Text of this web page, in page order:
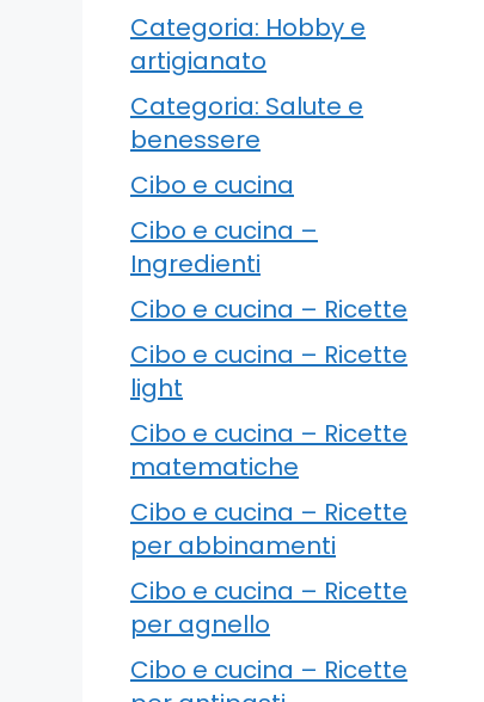
Categoria: Hobby e
artigianato
Categoria: Salute e
benessere
Cibo e cucina
Cibo e cucina –
Ingredienti
Cibo e cucina – Ricette
Cibo e cucina – Ricette
light
Cibo e cucina – Ricette
matematiche
Cibo e cucina – Ricette
per abbinamenti
Cibo e cucina – Ricette
per agnello
Cibo e cucina – Ricette